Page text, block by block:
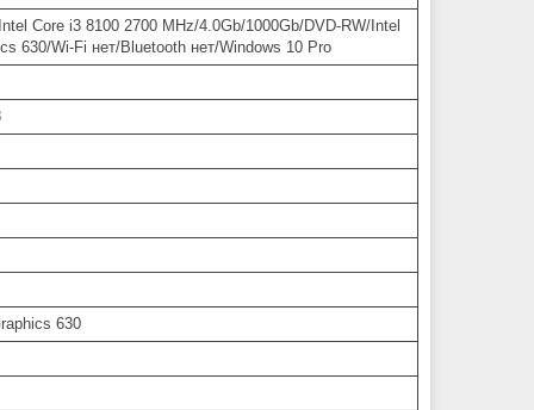
Core i3 8100 2700 MHz/4.0Gb/1000Gb/DVD-RW/Intel
630/Wi-Fi нет/Bluetooth нет/Windows 10 Pro
630